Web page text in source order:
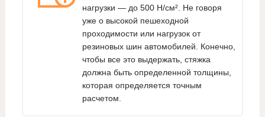
нагрузки — до 500 H/см². Не говоря
уже о высокой пешеходной
проходимости или нагрузок от
резиновых шин автомобилей. Конечно,
чтобы все это выдержать, стяжка
должна быть определенной толщины,
которая определяется точным
расчетом.